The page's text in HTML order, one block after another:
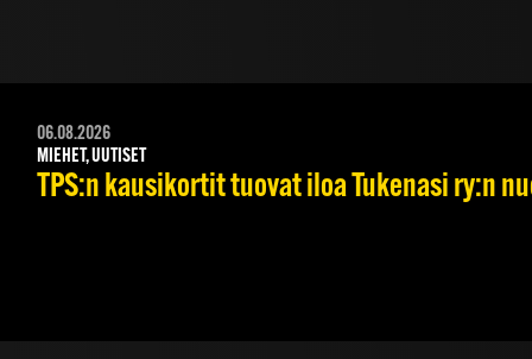
06.08.2026
MIEHET, UUTISET
TPS:n kausikortit tuovat iloa Tukenasi ry:n